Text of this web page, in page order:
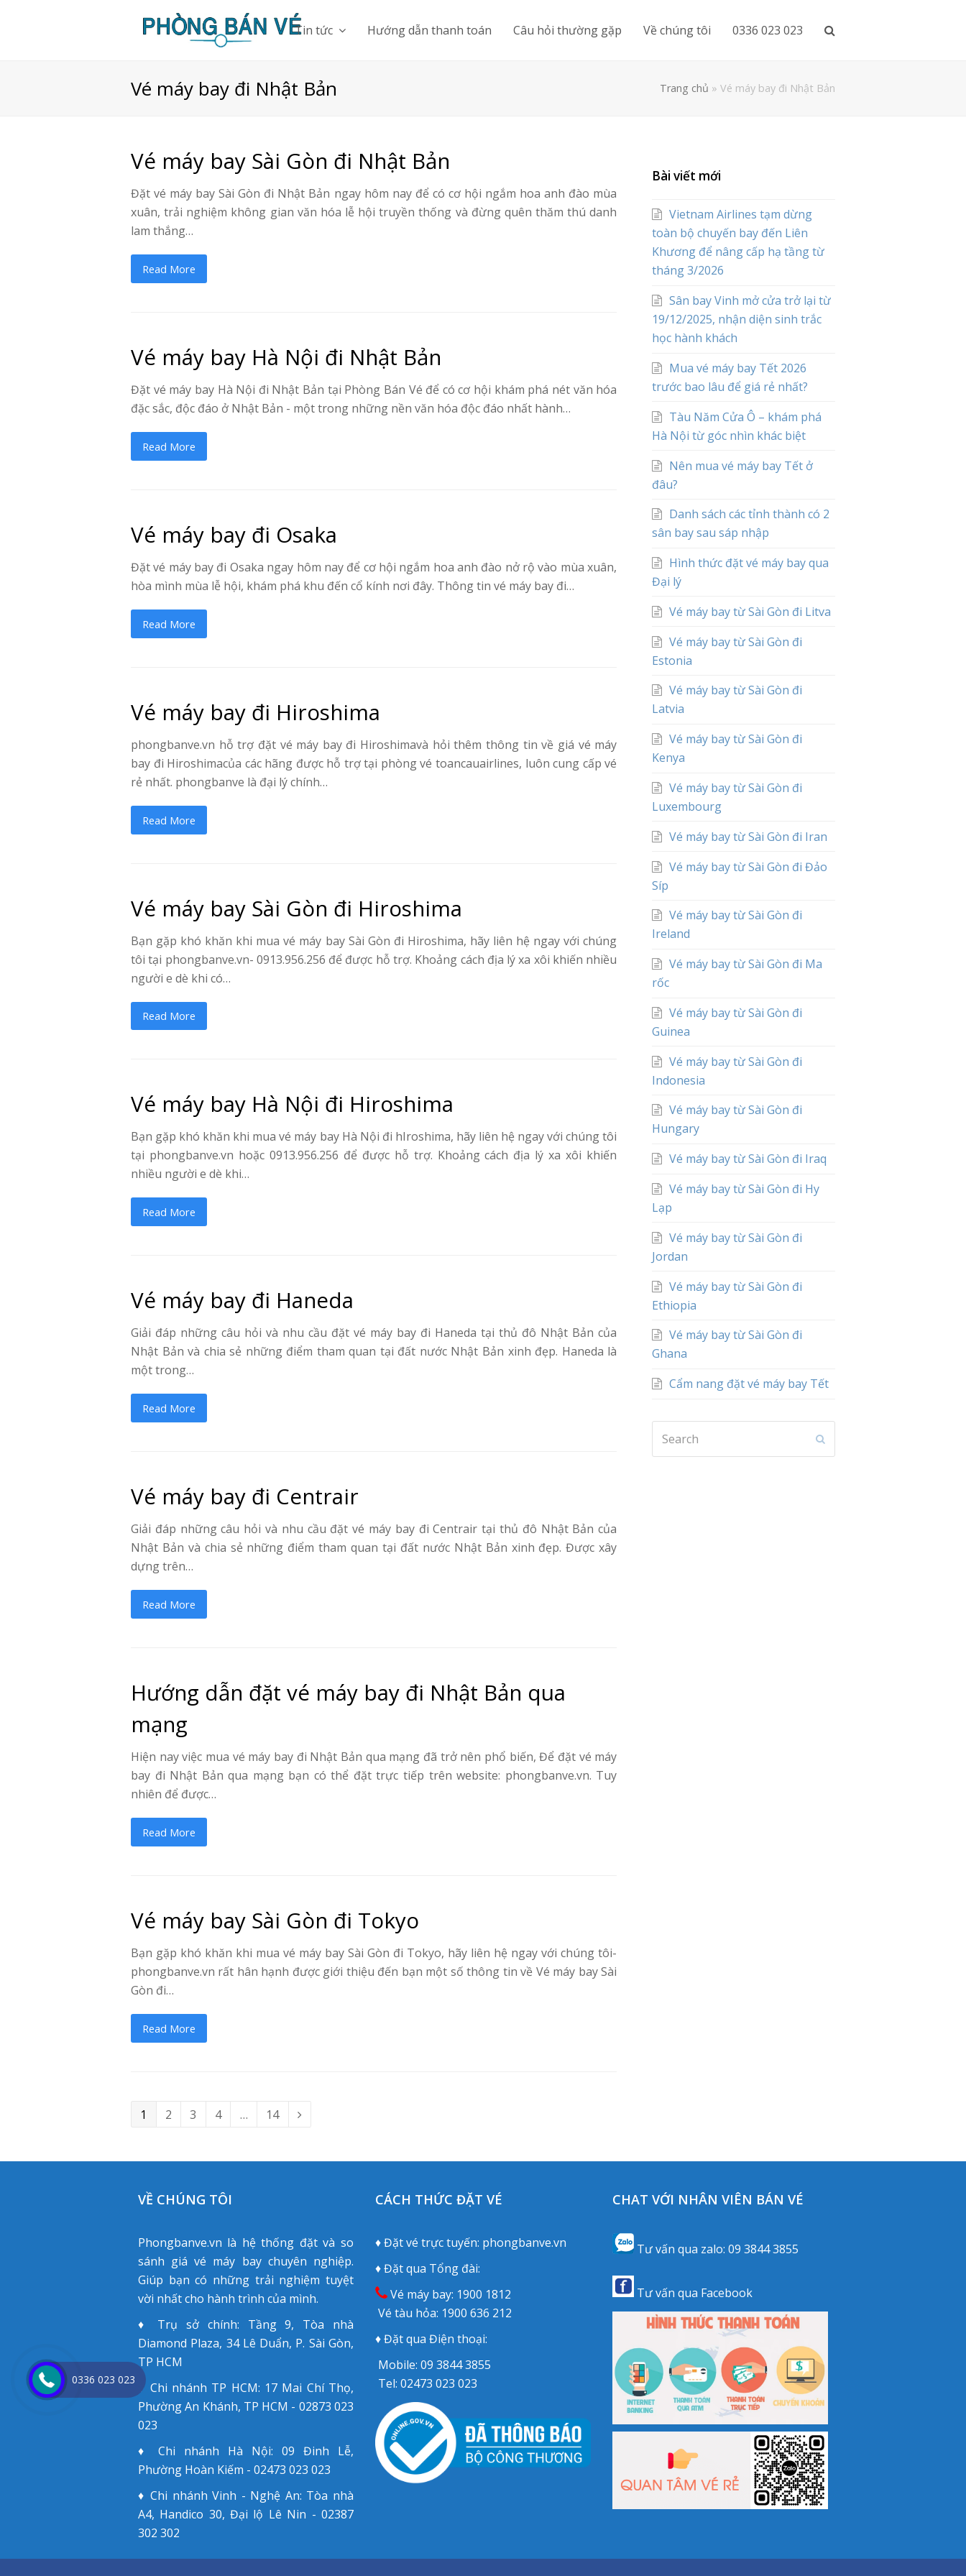
Tin tức Hướng dẫn thanh toán Câu hỏi thường gặp Về chúng tôi 0336 023 023
Vé máy bay đi Nhật Bản Trang chủ » Vé máy bay đi Nhật Bản
Vé máy bay Sài Gòn đi Nhật Bản
Đặt vé máy bay Sài Gòn đi Nhật Bản ngay hôm nay để có cơ hội ngắm hoa anh đào mùa
xuân, trải nghiệm không gian văn hóa lễ hội truyền thống và đừng quên thăm thú danh
lam thắng…
Read More
Vé máy bay Hà Nội đi Nhật Bản
Đặt vé máy bay Hà Nội đi Nhật Bản tại Phòng Bán Vé để có cơ hội khám phá nét văn hóa
đặc sắc, độc đáo ở Nhật Bản - một trong những nền văn hóa độc đáo nhất hành…
Read More
Vé máy bay đi Osaka
Đặt vé máy bay đi Osaka ngay hôm nay để cơ hội ngắm hoa anh đào nở rộ vào mùa xuân,
hòa mình mùa lễ hội, khám phá khu đến cổ kính nơi đây. Thông tin vé máy bay đi…
Read More
Vé máy bay đi Hiroshima
phongbanve.vn hỗ trợ đặt vé máy bay đi Hiroshimavà hỏi thêm thông tin về giá vé máy
bay đi Hiroshimacủa các hãng được hỗ trợ tại phòng vé toancauairlines, luôn cung cấp vé
rẻ nhất. phongbanve là đại lý chính…
Read More
Vé máy bay Sài Gòn đi Hiroshima
Bạn gặp khó khăn khi mua vé máy bay Sài Gòn đi Hiroshima, hãy liên hệ ngay với chúng
tôi tại phongbanve.vn- 0913.956.256 để được hỗ trợ. Khoảng cách địa lý xa xôi khiến nhiều
người e dè khi có…
Read More
Vé máy bay Hà Nội đi Hiroshima
Bạn gặp khó khăn khi mua vé máy bay Hà Nội đi hIroshima, hãy liên hệ ngay với chúng tôi
tại phongbanve.vn hoặc 0913.956.256 để được hỗ trợ. Khoảng cách địa lý xa xôi khiến
nhiều người e dè khi…
Read More
Vé máy bay đi Haneda
Giải đáp những câu hỏi và nhu cầu đặt vé máy bay đi Haneda tại thủ đô Nhật Bản của
Nhật Bản và chia sẻ những điểm tham quan tại đất nước Nhật Bản xinh đẹp. Haneda là
một trong…
Read More
Vé máy bay đi Centrair
Giải đáp những câu hỏi và nhu cầu đặt vé máy bay đi Centrair tại thủ đô Nhật Bản của
Nhật Bản và chia sẻ những điểm tham quan tại đất nước Nhật Bản xinh đẹp. Được xây
dựng trên…
Read More
Hướng dẫn đặt vé máy bay đi Nhật Bản qua
mạng
Hiện nay việc mua vé máy bay đi Nhật Bản qua mạng đã trở nên phổ biến, Để đặt vé máy
bay đi Nhật Bản qua mạng bạn có thể đặt trực tiếp trên website: phongbanve.vn. Tuy
nhiên để được…
Read More
Vé máy bay Sài Gòn đi Tokyo
Bạn gặp khó khăn khi mua vé máy bay Sài Gòn đi Tokyo, hãy liên hệ ngay với chúng tôi-
phongbanve.vn rất hân hạnh được giới thiệu đến bạn một số thông tin về Vé máy bay Sài
Gòn đi…
Read More
Page
1 Page
2 Page
3 Page
4 … Page
14 Next
Bài viết mới
Vietnam Airlines tạm dừng
toàn bộ chuyến bay đến Liên
Khương để nâng cấp hạ tầng từ
tháng 3/2026
Sân bay Vinh mở cửa trở lại từ
19/12/2025, nhận diện sinh trắc
học hành khách
Mua vé máy bay Tết 2026
trước bao lâu để giá rẻ nhất?
Tàu Năm Cửa Ô – khám phá
Hà Nội từ góc nhìn khác biệt
Nên mua vé máy bay Tết ở
đâu?
Danh sách các tỉnh thành có 2
sân bay sau sáp nhập
Hình thức đặt vé máy bay qua
Đại lý
Vé máy bay từ Sài Gòn đi Litva
Vé máy bay từ Sài Gòn đi
Estonia
Vé máy bay từ Sài Gòn đi
Latvia
Vé máy bay từ Sài Gòn đi
Kenya
Vé máy bay từ Sài Gòn đi
Luxembourg
Vé máy bay từ Sài Gòn đi Iran
Vé máy bay từ Sài Gòn đi Đảo
Síp
Vé máy bay từ Sài Gòn đi
Ireland
Vé máy bay từ Sài Gòn đi Ma
rốc
Vé máy bay từ Sài Gòn đi
Guinea
Vé máy bay từ Sài Gòn đi
Indonesia
Vé máy bay từ Sài Gòn đi
Hungary
Vé máy bay từ Sài Gòn đi Iraq
Vé máy bay từ Sài Gòn đi Hy
Lạp
Vé máy bay từ Sài Gòn đi
Jordan
Vé máy bay từ Sài Gòn đi
Ethiopia
Vé máy bay từ Sài Gòn đi
Ghana
Cẩm nang đặt vé máy bay Tết
VỀ CHÚNG TÔI
Phongbanve.vn là hệ thống đặt và so
sánh giá vé máy bay chuyên nghiệp.
Giúp bạn có những trải nghiệm tuyệt
vời nhất cho hành trình của mình.
♦ Trụ sở chính: Tầng 9, Tòa nhà
Diamond Plaza, 34 Lê Duẩn, P. Sài Gòn,
TP HCM
♦ Chi nhánh TP HCM: 17 Mai Chí Thọ,
Phường An Khánh, TP HCM - 02873 023
023
♦ Chi nhánh Hà Nội: 09 Đinh Lễ,
Phường Hoàn Kiếm - 02473 023 023
♦ Chi nhánh Vinh - Nghệ An: Tòa nhà
A4, Handico 30, Đại lộ Lê Nin - 02387
302 302
CÁCH THỨC ĐẶT VÉ
♦ Đặt vé trực tuyến: phongbanve.vn
♦ Đặt qua Tổng đài:
Vé máy bay: 1900 1812
Vé tàu hỏa: 1900 636 212
♦ Đặt qua Điện thoại:
Mobile: 09 3844 3855
Tel: 02473 023 023
CHAT VỚI NHÂN VIÊN BÁN VÉ
Tư vấn qua zalo: 09 3844 3855
Tư vấn qua Facebook
0336 023 023